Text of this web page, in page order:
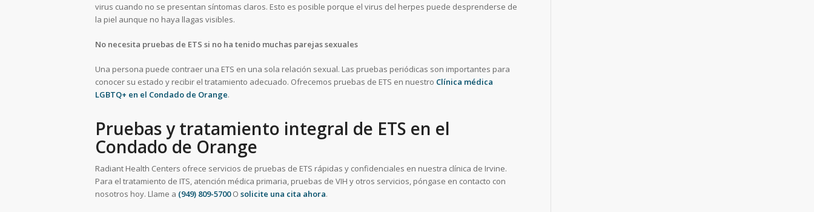
virus cuando no se presentan síntomas claros. Esto es posible porque el virus del herpes puede desprenderse de
la piel aunque no haya llagas visibles.
No necesita pruebas de ETS si no ha tenido muchas parejas sexuales
Una persona puede contraer una ETS en una sola relación sexual. Las pruebas periódicas son importantes para
conocer su estado y recibir el tratamiento adecuado. Ofrecemos pruebas de ETS en nuestro Clínica médica
LGBTQ+ en el Condado de Orange.
Pruebas y tratamiento integral de ETS en el
Condado de Orange
Radiant Health Centers ofrece servicios de pruebas de ETS rápidas y confidenciales en nuestra clínica de Irvine.
Para el tratamiento de ITS, atención médica primaria, pruebas de VIH y otros servicios, póngase en contacto con
nosotros hoy. Llame a (949) 809-5700O solicite una cita ahora.